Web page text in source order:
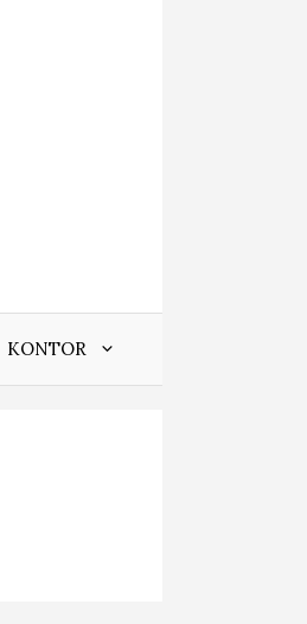
KONTOR